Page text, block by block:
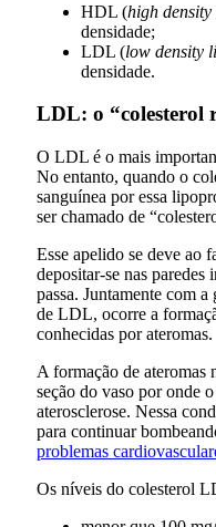
HDL (high
densidade;
LDL (low density
densidade.
LDL: o “colesterol
O LDL é o mais
No entanto, quando o
sanguínea por essa
ser chamado de
Esse apelido se deve ao
depositar-se nas paredes
passa. Juntamente com
de LDL, ocorre a
conhecidas por ateromas.
A formação de ateromas
seção do vaso por onde
aterosclerose. Nessa
para continuar
problemas
Os níveis do colesterol